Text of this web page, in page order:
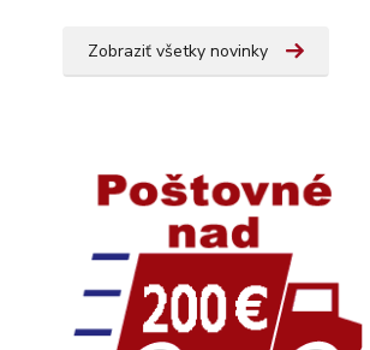
Zobraziť všetky novinky